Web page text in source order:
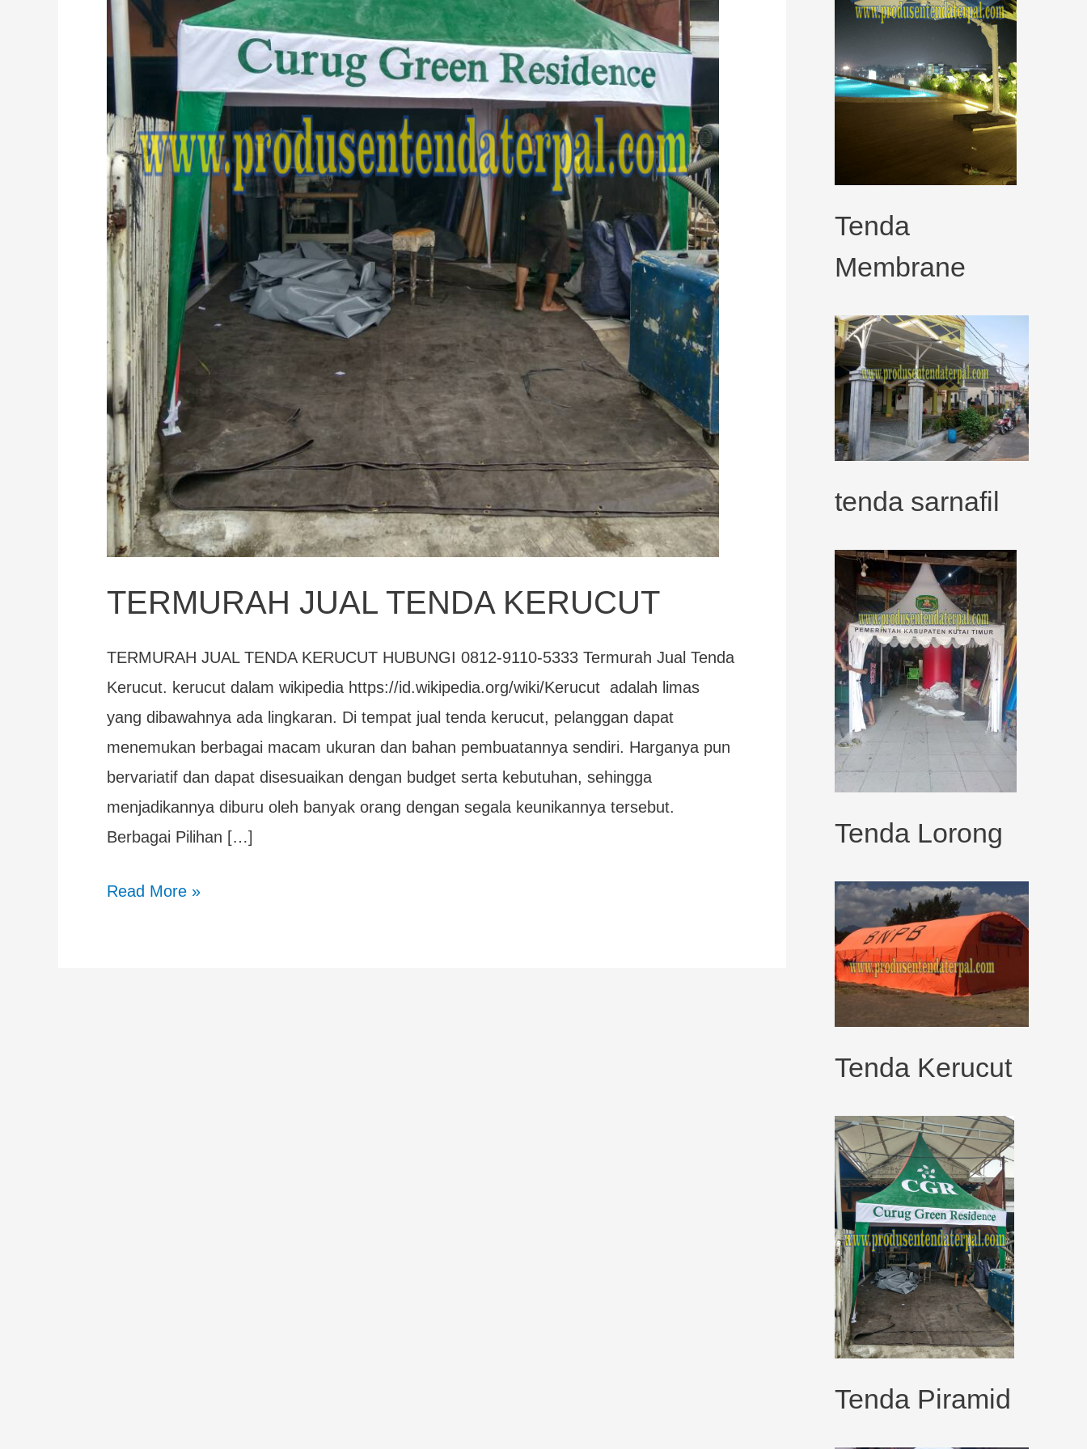
TERMURAH JUAL TENDA KERUCUT
TERMURAH JUAL TENDA KERUCUT HUBUNGI 0812-9110-5333 Termurah Jual Tenda
Kerucut. kerucut dalam wikipedia https://id.wikipedia.org/wiki/Kerucut adalah limas
yang dibawahnya ada lingkaran. Di tempat jual tenda kerucut, pelanggan dapat
menemukan berbagai macam ukuran dan bahan pembuatannya sendiri. Harganya pun
bervariatif dan dapat disesuaikan dengan budget serta kebutuhan, sehingga
menjadikannya diburu oleh banyak orang dengan segala keunikannya tersebut.
Berbagai Pilihan […]
Read More »
Tenda
Membrane
tenda sarnafil
Tenda Lorong
Tenda Kerucut
Tenda Piramid